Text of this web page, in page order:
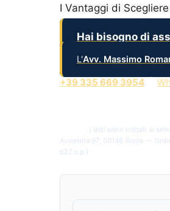
I Vantaggi di
Hai bisogno di
L'Avv. Massimo
+39 335 669 3954
: i dati sono trattati ai
Avicenna 97, 00146 Roma —
622 c.p.).